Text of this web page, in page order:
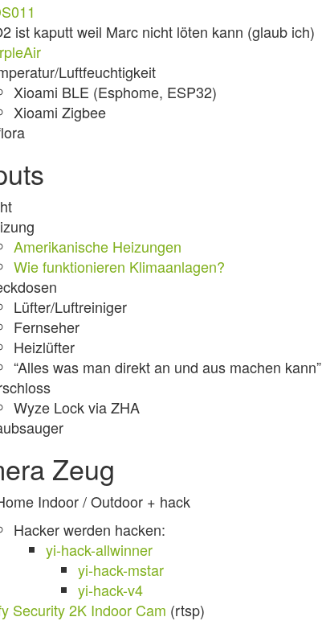
ist kaputt weil Marc nicht löten kann (glaub ich)
Luftfeuchtigkeit
Xioami BLE (Esphome, ESP32)
Xioami Zigbee
Amerikanische Heizungen
Wie funktionieren Klimaanlagen?
Lüfter/Luftreiniger
Fernseher
Heizlüfter
“Alles was man direkt an und aus machen kann”
Wyze Lock via ZHA
Zeug
Indoor / Outdoor + hack
Hacker werden hacken:
yi-hack-allwinner
yi-hack-mstar
yi-hack-v4
Security 2K Indoor Cam (rtsp)